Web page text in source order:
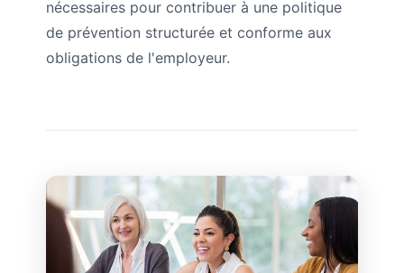
nécessaires pour contribuer à une politique
de prévention structurée et conforme aux
obligations de l'employeur.